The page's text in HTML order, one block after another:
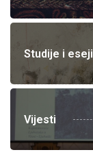
Studije i eseji
Vijesti